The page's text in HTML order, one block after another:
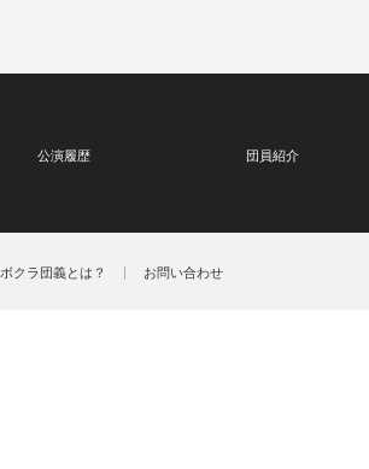
公演履歴 団員紹介
ボクラ団義とは？ お問い合わせ